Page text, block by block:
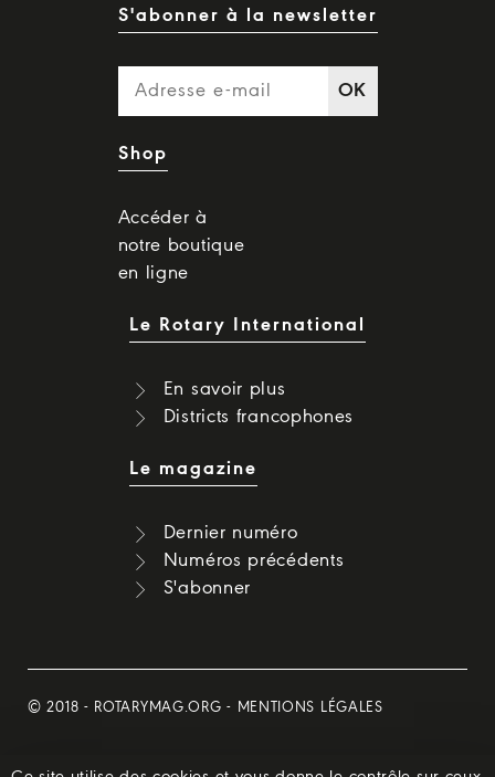
S'abonner à la newsletter
OK
Shop
Accéder à
notre boutique
en ligne
Le Rotary International
En savoir plus
Districts francophones
Le magazine
Dernier numéro
Numéros précédents
S'abonner
© 2018 - ROTARYMAG.ORG - MENTIONS LÉGALES